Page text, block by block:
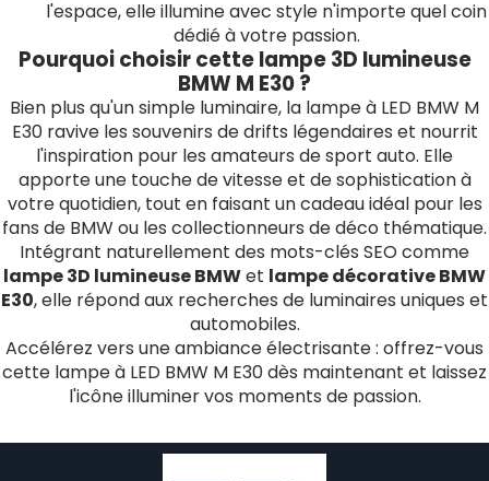
l'espace, elle illumine avec style n'importe quel coin
dédié à votre passion.
Pourquoi choisir cette lampe 3D lumineuse
BMW M E30 ?
Bien plus qu'un simple luminaire, la lampe à LED BMW M
E30 ravive les souvenirs de drifts légendaires et nourrit
l'inspiration pour les amateurs de sport auto. Elle
apporte une touche de vitesse et de sophistication à
votre quotidien, tout en faisant un cadeau idéal pour les
fans de BMW ou les collectionneurs de déco thématique.
Intégrant naturellement des mots-clés SEO comme
lampe 3D lumineuse BMWet lampe décorative BMW
E30, elle répond aux recherches de luminaires uniques et
automobiles.
Accélérez vers une ambiance électrisante : offrez-vous
cette lampe à LED BMW M E30 dès maintenant et laissez
l'icône illuminer vos moments de passion.